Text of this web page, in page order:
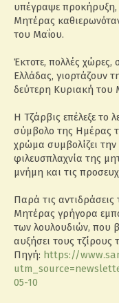
υπέγραψε
Μητέρας
του Μαΐου.
Έκτοτε, πολλές
Ελλάδας, γιορτάζουν
δεύτερη Κυριακή του
H Τζάρβις επέλεξε το
σύμβολο της Ημέρας
χρώμα συμβολίζει την
φιλευσπλαχνία της
μνήμη και τις
Παρά τις
Μητέρας γρήγορα
των λουλουδιών, που
αυξήσει τους τζίρους
Πηγή: https://
05-10